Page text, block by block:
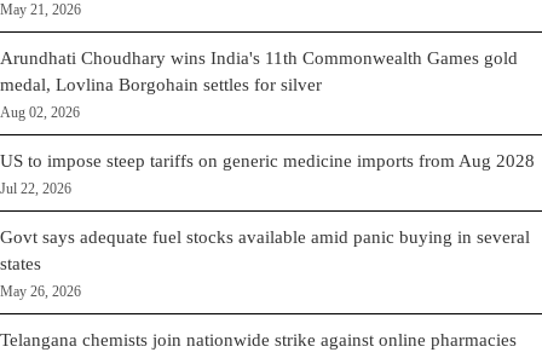
May 21, 2026
Arundhati Choudhary wins India's 11th Commonwealth Games gold
medal, Lovlina Borgohain settles for silver
Aug 02, 2026
US to impose steep tariffs on generic medicine imports from Aug 2028
Jul 22, 2026
Govt says adequate fuel stocks available amid panic buying in several
states
May 26, 2026
Telangana chemists join nationwide strike against online pharmacies